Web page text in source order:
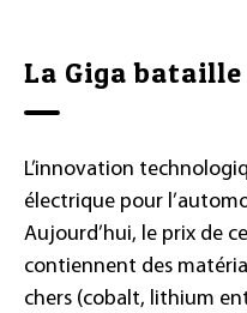
La Giga
L’innovation
électrique pour
Aujourd’hui, le prix de
contiennent des
chers (cobalt, lithium